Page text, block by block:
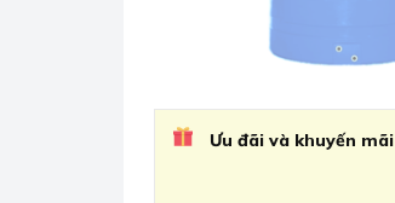
Ưu đãi và khuyến mãi